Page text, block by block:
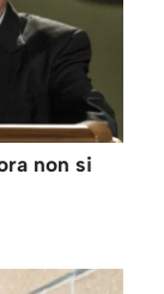
non si